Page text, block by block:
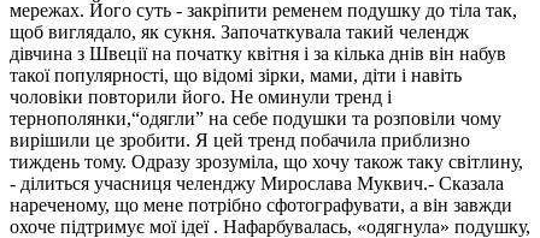
мережах. Його суть - закріпити ременем подушку до тіла так,
щоб виглядало, як сукня. Започаткувала такий челендж
дівчина з Швеції на початку квітня і за кілька днів він набув
такої популярності, що відомі зірки, мами, діти і навіть
чоловіки повторили його. Не оминули тренд і
тернополянки,“одягли” на себе подушки та розповіли чому
вирішили це зробити. Я цей тренд побачила приблизно
тиждень тому. Одразу зрозуміла, що хочу також таку світлину,
- ділиться учасниця челенджу Мирослава Муквич.- Сказала
нареченому, що мене потрібно сфотографувати, а він завжди
охоче підтримує мої ідеї . Нафарбувалась, «одягнула» подушку,